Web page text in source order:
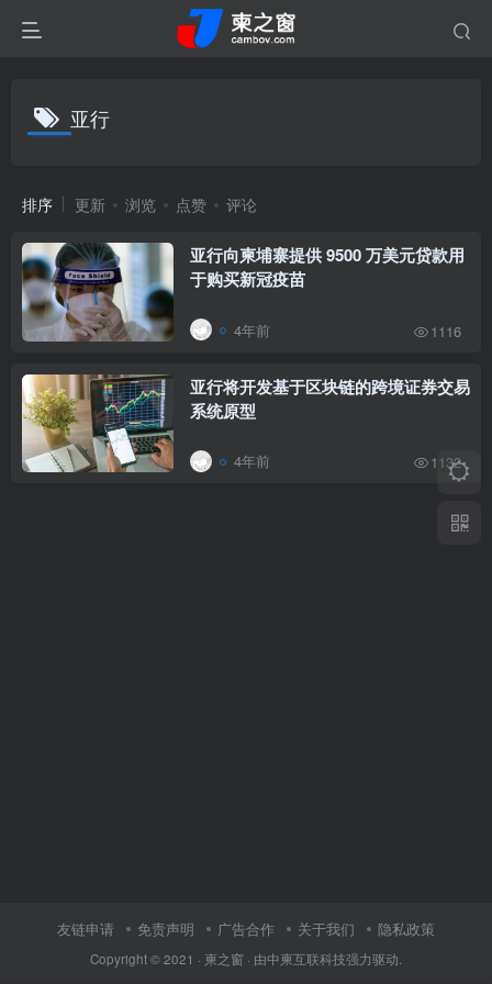
亚行
排序 更新 浏览 点赞 评论
亚行向柬埔寨提供 9500 万美元贷款用
于购买新冠疫苗
4年前 1116
亚行将开发基于区块链的跨境证券交易
系统原型
4年前 1132
友链申请 免责声明 广告合作 关于我们 隐私政策
Copyright © 2021 · 柬之窗 · 由中柬互联科技强力驱动.